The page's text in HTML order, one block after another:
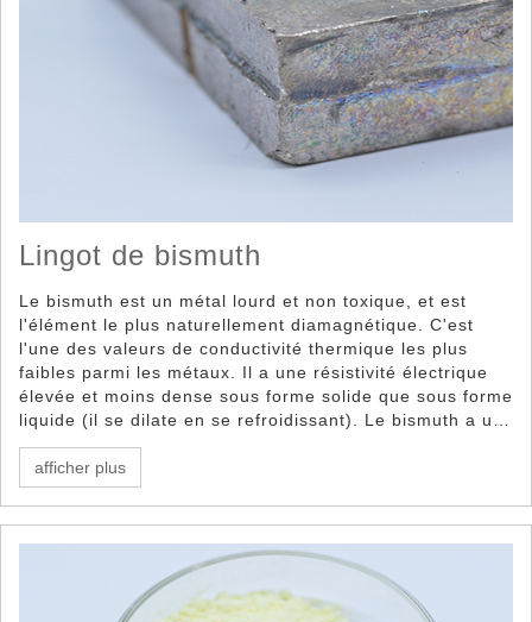
Lingot de bismuth
Le bismuth est un métal lourd et non toxique, et est
l'élément le plus naturellement diamagnétique. C'est
l'une des valeurs de conductivité thermique les plus
faibles parmi les métaux. Il a une résistivité électrique
élevée et moins dense sous forme solide que sous forme
liquide (il se dilate en se refroidissant). Le bismuth a un
large éventail d'utilisations qui tirent parti de ses
propriétés uniques telles que ses propriétés de non-
toxicité, de bas point de fusion, de densité et
afficher plus